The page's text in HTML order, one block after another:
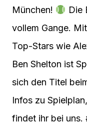
München!
Die
vollem Gange.
Top-Stars wie
Ben Shelton ist
sich den Titel
Infos zu
findet ihr bei uns.